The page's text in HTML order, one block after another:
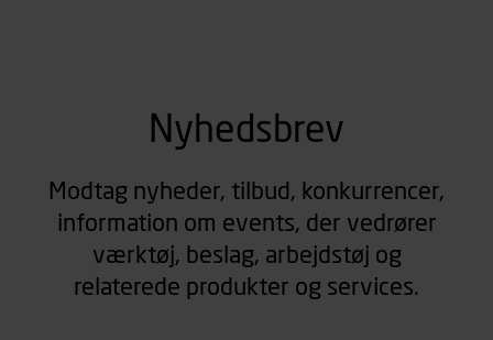
Nyhedsbrev
Modtag nyheder, tilbud, konkurrencer,
information om events, der vedrører
værktøj, beslag, arbejdstøj og
relaterede produkter og services.